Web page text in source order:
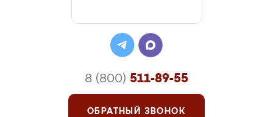
8 (800) 511-89-55
ОБРАТНЫЙ ЗВОНОК